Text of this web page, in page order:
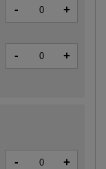
- +
- +
- +